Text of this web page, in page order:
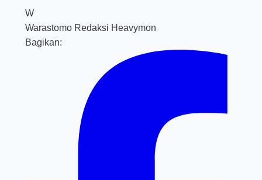
W
Warastomo Redaksi Heavymon
Bagikan: